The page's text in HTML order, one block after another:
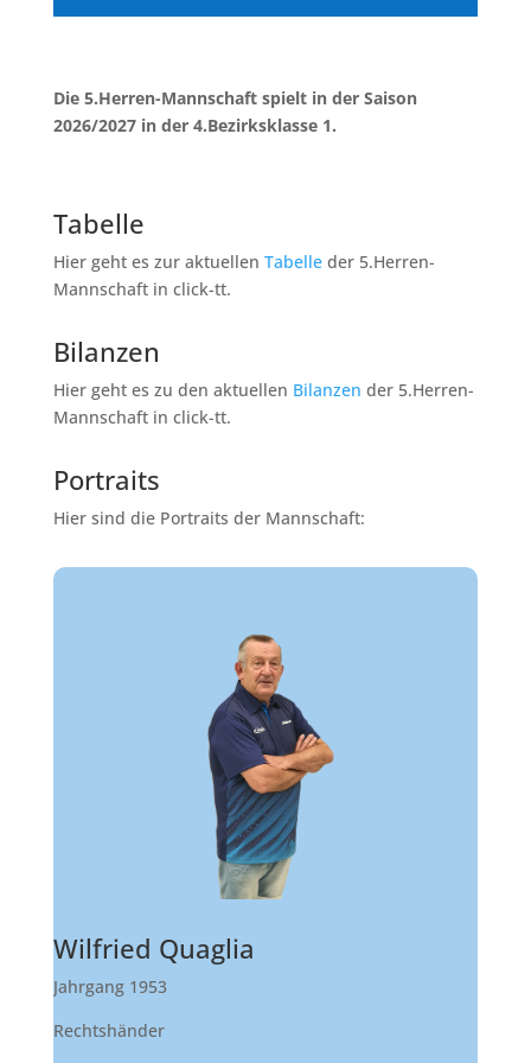
Die 5.Herren-Mannschaft spielt in der Saison
2026/2027 in der 4.Bezirksklasse 1.
Tabelle
Hier geht es zur aktuellen Tabelleder 5.Herren-
Mannschaft in click-tt.
Bilanzen
Hier geht es zu den aktuellen Bilanzen der 5.Herren-
Mannschaft in click-tt.
Portraits
Hier sind die Portraits der Mannschaft:
Wilfried Quaglia
Jahrgang 1953
Rechtshänder